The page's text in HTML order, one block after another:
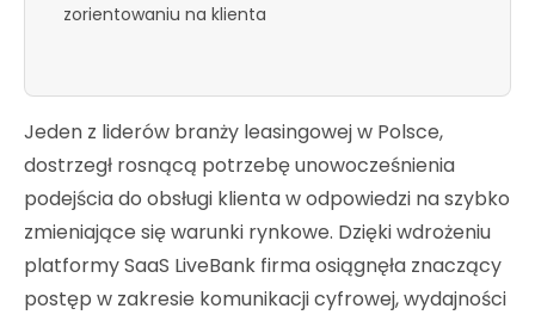
Jeden z liderów branży leasingowej w Polsce,
dostrzegł rosnącą potrzebę unowocześnienia
podejścia do obsługi klienta w odpowiedzi na szybko
zmieniające się warunki rynkowe. Dzięki wdrożeniu
platformy SaaS LiveBank firma osiągnęła znaczący
postęp w zakresie komunikacji cyfrowej, wydajności
zorientowaniu na klienta